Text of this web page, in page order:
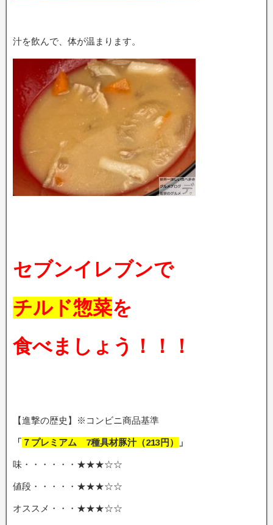
汁を飲んで、体が温まります。
セブンイレブンで
チルド惣菜を
食べましょう！！！
【進撃の歴史】※コンビニ商品基準
「 ７プレミアム 7種具材豚汁（213円 ） 」
味・・・・・・★★★☆☆
値段・・・・・★★★☆☆
オススメ・・・★★★☆☆